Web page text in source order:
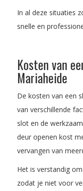
In al deze situaties
snelle en
Kosten van
Mariaheide
De kosten van een
van verschillende
slot en de
deur openen kost
vervangen van
Het is verstandig
zodat je niet voor